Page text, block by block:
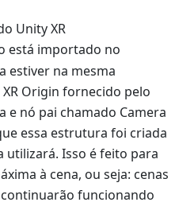
Unity XR
está importado no
estiver na mesma
Origin fornecido pelo
e nó pai chamado Camera
essa estrutura foi criada
utilizará. Isso é feito para
à cena, ou seja: cenas
funcionando